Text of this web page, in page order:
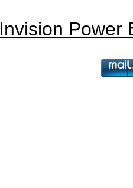
Invision Power